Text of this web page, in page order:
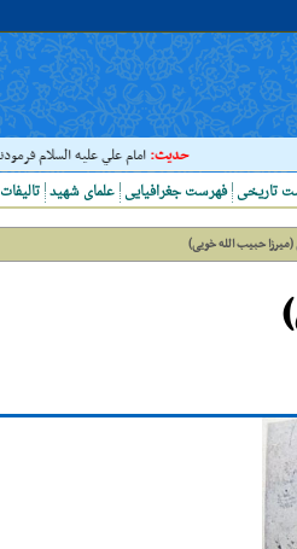
امام علي عليه السلام فرمودند : إذا
تالیفات علمای شهید فهرست جغرافیایی تاریخی
حبیب الله خویی)